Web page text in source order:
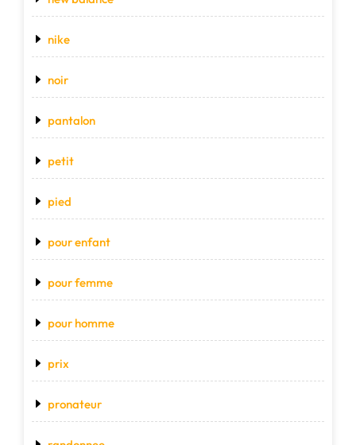
nike
noir
pantalon
petit
pied
pour enfant
pour femme
pour homme
prix
pronateur